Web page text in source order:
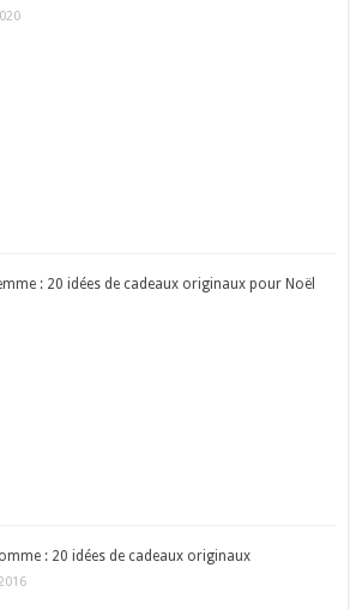
: 20 idées de cadeaux originaux pour Noël
: 20 idées de cadeaux originaux